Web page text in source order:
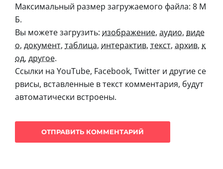
Максимальный размер загружаемого файла: 8 М
Б.
Вы можете загрузить: изображение, аудио, виде
о, документ, таблица, интерактив, текст, архив, к
од, другое.
Ссылки на YouTube, Facebook, Twitter и другие се
рвисы, вставленные в текст комментария, будут
автоматически встроены.